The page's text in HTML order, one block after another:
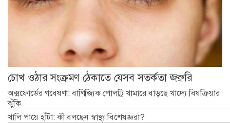
চোখ ওঠার সংক্রমণ ঠেকাতে যেসব সতর্কতা জরুরি
অক্সফোর্ডের গবেষণা: বাণিজ্যিক পোলট্রি খামারে বাড়ছে খাদ্যে বিষক্রিয়ার
ঝুঁকি
খালি পায়ে হাঁটা: কী বলছেন স্বাস্থ্য বিশেষজ্ঞরা?